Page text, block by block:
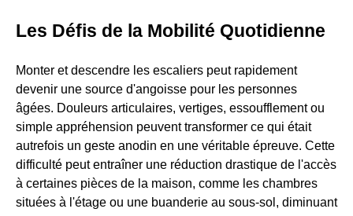
Les Défis de la Mobilité Quotidienne
Monter et descendre les escaliers peut rapidement
devenir une source d'angoisse pour les personnes
âgées. Douleurs articulaires, vertiges, essoufflement ou
simple appréhension peuvent transformer ce qui était
autrefois un geste anodin en une véritable épreuve. Cette
difficulté peut entraîner une réduction drastique de l'accès
à certaines pièces de la maison, comme les chambres
situées à l'étage ou une buanderie au sous-sol, diminuant